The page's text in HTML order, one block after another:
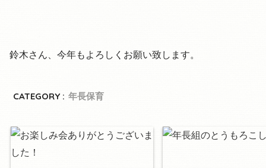
鈴木さん、今年もよろしくお願い致します。
CATEGORY : 年長保育